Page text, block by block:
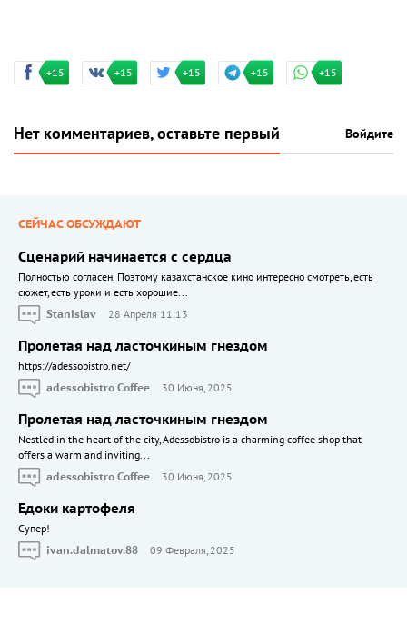
+15 +15 +15 +15 +15
Нет комментариев, оставьте первый Войдите
СЕЙЧАС ОБСУЖДАЮТ
Сценарий начинается с сердца
Полностью согласен. Поэтому казахстанское кино интересно смотреть, есть
сюжет, есть уроки и есть хорошие...
Stanislav
28 Апреля 11:13
Пролетая над ласточкиным гнездом
https://adessobistro.net/
adessobistro Coffee
30 Июня, 2025
Пролетая над ласточкиным гнездом
Nestled in the heart of the city, Adessobistro is a charming coffee shop that
offers a warm and inviting...
adessobistro Coffee
30 Июня, 2025
Едоки картофеля
Cупер!
ivan.dalmatov.88
09 Февраля, 2025